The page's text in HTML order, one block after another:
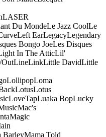
LASER
Du MondeLe Jazz CoolLe
Left EarLegacyLegendary
Bongo JoeLes Disques
In The AtticLil'
LinkLittle DavidLittle
LollipopLoma
LotusLotus
LoveTapLuaka BopLucky
Mac's
Magic
BarleyMama Told